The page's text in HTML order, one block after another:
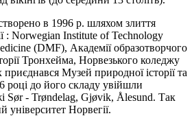
в 1996 р. шляхом злиття
: Norwegian Institute of Technology
(DMF), Академії образотворчого
Тронхейма, Норвезького коледжу
Музей природної історії та
році до його складу увійшли
Sør - Trøndelag, Gjøvik, Ålesund. Так
Норвегії.